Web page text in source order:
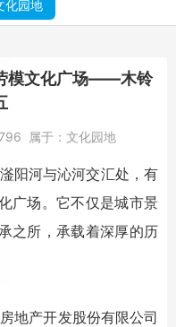
化园地
模文化广场——木铃
属于： 文化园地
阳河与沁河交汇处，有
广场。它不仅是城市景
之所，承载着深厚的历
地产开发股份有限公司